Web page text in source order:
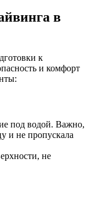
в
к
и комфорт
под водой. Важно,
и не пропускала
не